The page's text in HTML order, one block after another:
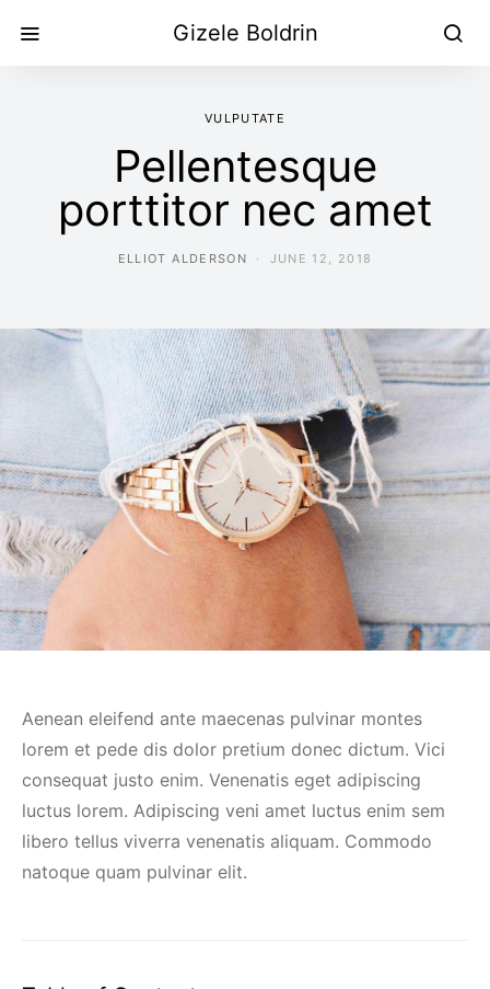
Gizele Boldrin
VULPUTATE
Pellentesque
porttitor nec amet
ELLIOT ALDERSON JUNE 12, 2018
Aenean eleifend ante maecenas pulvinar montes
lorem et pede dis dolor pretium donec dictum. Vici
consequat justo enim. Venenatis eget adipiscing
luctus lorem. Adipiscing veni amet luctus enim sem
libero tellus viverra venenatis aliquam. Commodo
natoque quam pulvinar elit.